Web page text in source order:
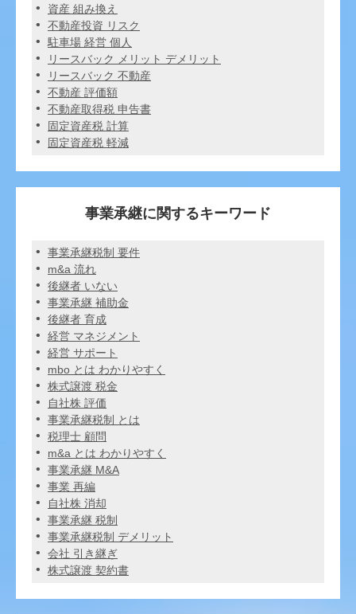
資産 組み換え
不動産投資 リスク
駐車場 経営 個人
リースバック メリット デメリット
リースバック 不動産
不動産 評価額
不動産取得税 申告書
固定資産税 計算
固定資産税 軽減
事業承継に関するキーワード
事業承継税制 要件
m&a 流れ
後継者 いない
事業承継 補助金
後継者 育成
経営 マネジメント
経営 サポート
mbo とは わかりやすく
株式譲渡 税金
自社株 評価
事業承継税制 とは
税理士 顧問
m&a とは わかりやすく
事業承継 M&A
事業 再編
自社株 消却
事業承継 税制
事業承継税制 デメリット
会社 引き継ぎ
株式譲渡 契約書